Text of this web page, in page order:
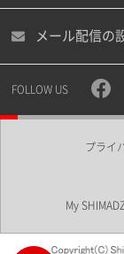
メール配信の
FOLLOW US
プライ
My